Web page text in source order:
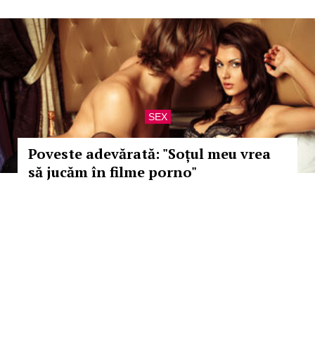
SEX
Poveste adevărată: "Soțul meu vrea
să jucăm în filme porno"